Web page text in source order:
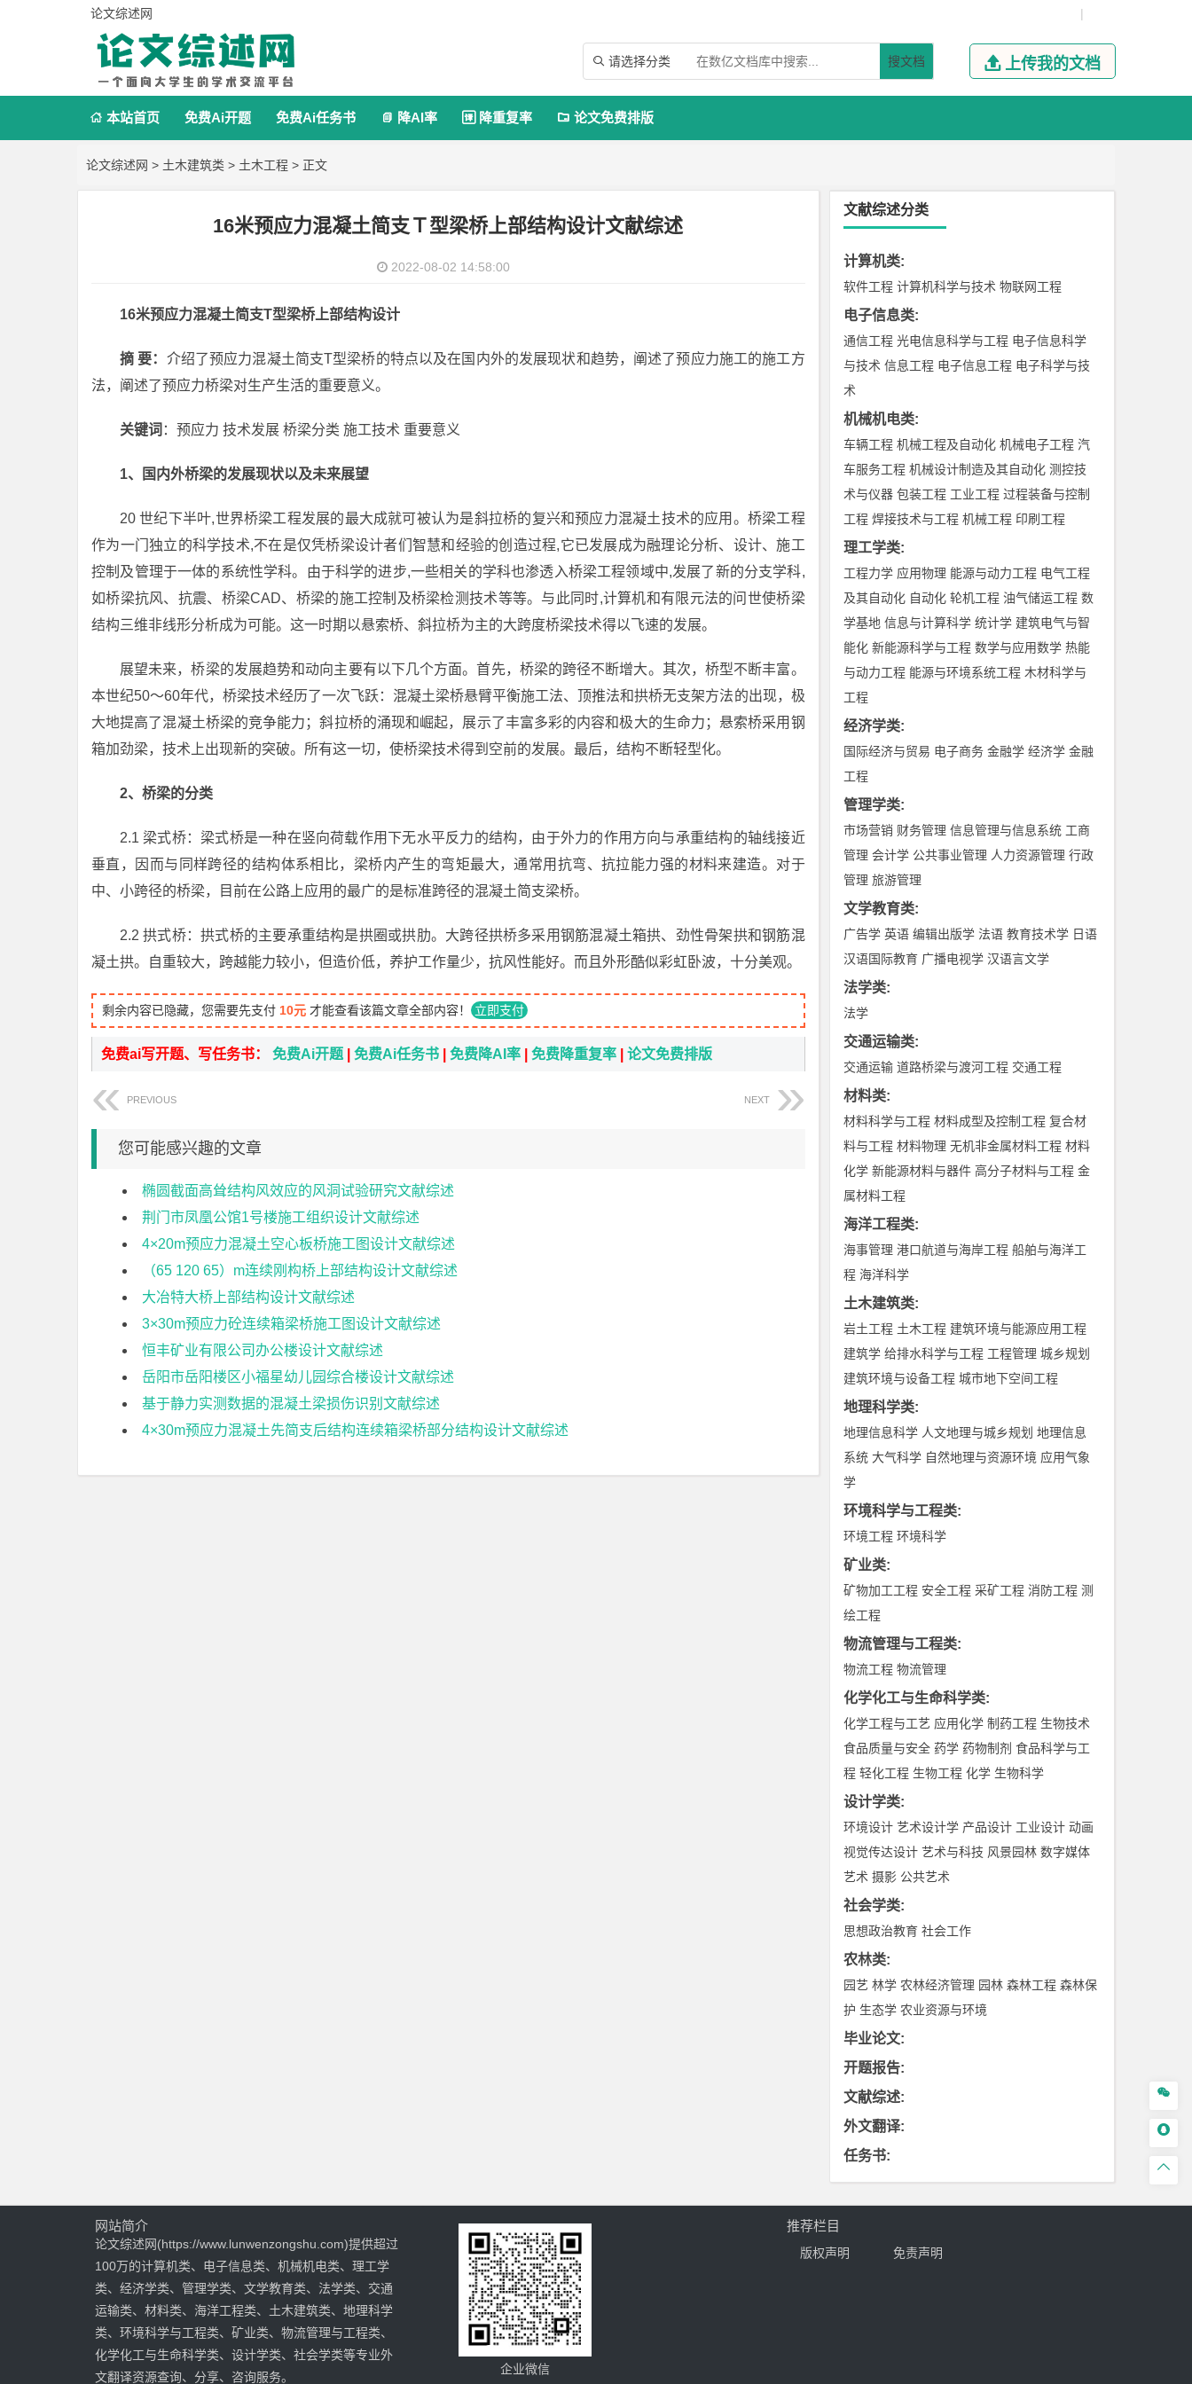
论文综述网 |
 请选择分类 搜文档  上传我的文档
 本站首页 免费Ai开题 免费Ai任务书  降AI率  降重复率  论文免费排版
论文综述网 > 土木建筑类 > 土木工程 > 正文
16米预应力混凝土简支Ｔ型梁桥上部结构设计文献综述
2022-08-02 14:58:00
16米预应力混凝土简支T型梁桥上部结构设计
摘 要： 介绍了预应力混凝土简支T型梁桥的特点以及在国内外的发展现状和趋势，阐述了预应力施工的施工方
法，阐述了预应力桥梁对生产生活的重要意义。
关键词 ：预应力 技术发展 桥梁分类 施工技术 重要意义
1、国内外桥梁的发展现状以及未来展望
20 世纪下半叶,世界桥梁工程发展的最大成就可被认为是斜拉桥的复兴和预应力混凝土技术的应用。桥梁工程
作为一门独立的科学技术,不在是仅凭桥梁设计者们智慧和经验的创造过程,它已发展成为融理论分析、设计、施工
控制及管理于一体的系统性学科。由于科学的进步,一些相关的学科也渗透入桥梁工程领域中,发展了新的分支学科,
如桥梁抗风、抗震、桥梁CAD、桥梁的施工控制及桥梁检测技术等等。与此同时,计算机和有限元法的问世使桥梁
结构三维非线形分析成为可能。这一时期以悬索桥、斜拉桥为主的大跨度桥梁技术得以飞速的发展。
展望未来，桥梁的发展趋势和动向主要有以下几个方面。首先，桥梁的跨径不断增大。其次，桥型不断丰富。
本世纪50～60年代，桥梁技术经历了一次飞跃：混凝土梁桥悬臂平衡施工法、顶推法和拱桥无支架方法的出现，极
大地提高了混凝土桥梁的竞争能力；斜拉桥的涌现和崛起，展示了丰富多彩的内容和极大的生命力；悬索桥采用钢
箱加劲梁，技术上出现新的突破。所有这一切，使桥梁技术得到空前的发展。最后，结构不断轻型化。
2、桥梁的分类
2.1 梁式桥：梁式桥是一种在竖向荷载作用下无水平反力的结构，由于外力的作用方向与承重结构的轴线接近
垂直，因而与同样跨径的结构体系相比，梁桥内产生的弯矩最大，通常用抗弯、抗拉能力强的材料来建造。对于
中、小跨径的桥梁，目前在公路上应用的最广的是标准跨径的混凝土简支梁桥。
2.2 拱式桥：拱式桥的主要承重结构是拱圈或拱肋。大跨径拱桥多采用钢筋混凝土箱拱、劲性骨架拱和钢筋混
凝土拱。自重较大，跨越能力较小，但造价低，养护工作量少，抗风性能好。而且外形酷似彩虹卧波，十分美观。
剩余内容已隐藏，您需要先支付 10元 才能查看该篇文章全部内容！ 立即支付
免费ai写开题、写任务书： 免费Ai开题 免费Ai任务书 免费降AI率 免费降重复率 论文免费排版
PREVIOUS NEXT
您可能感兴趣的文章
椭圆截面高耸结构风效应的风洞试验研究文献综述
荆门市凤凰公馆1号楼施工组织设计文献综述
4×20m预应力混凝土空心板桥施工图设计文献综述
（65 120 65）m连续刚构桥上部结构设计文献综述
大冶特大桥上部结构设计文献综述
3×30m预应力砼连续箱梁桥施工图设计文献综述
恒丰矿业有限公司办公楼设计文献综述
岳阳市岳阳楼区小福星幼儿园综合楼设计文献综述
基于静力实测数据的混凝土梁损伤识别文献综述
4×30m预应力混凝土先简支后结构连续箱梁桥部分结构设计文献综述
文献综述分类
计算机类:
软件工程 计算机科学与技术 物联网工程
电子信息类:
通信工程 光电信息科学与工程 电子信息科学
与技术 信息工程 电子信息工程 电子科学与技
术
机械机电类:
车辆工程 机械工程及自动化 机械电子工程 汽
车服务工程 机械设计制造及其自动化 测控技
术与仪器 包装工程 工业工程 过程装备与控制
工程 焊接技术与工程 机械工程 印刷工程
理工学类:
工程力学 应用物理 能源与动力工程 电气工程
及其自动化 自动化 轮机工程 油气储运工程 数
学基地 信息与计算科学 统计学 建筑电气与智
能化 新能源科学与工程 数学与应用数学 热能
与动力工程 能源与环境系统工程 木材科学与
工程
经济学类:
国际经济与贸易 电子商务 金融学 经济学 金融
工程
管理学类:
市场营销 财务管理 信息管理与信息系统 工商
管理 会计学 公共事业管理 人力资源管理 行政
管理 旅游管理
文学教育类:
广告学 英语 编辑出版学 法语 教育技术学 日语
汉语国际教育 广播电视学 汉语言文学
法学类:
法学
交通运输类:
交通运输 道路桥梁与渡河工程 交通工程
材料类:
材料科学与工程 材料成型及控制工程 复合材
料与工程 材料物理 无机非金属材料工程 材料
化学 新能源材料与器件 高分子材料与工程 金
属材料工程
海洋工程类:
海事管理 港口航道与海岸工程 船舶与海洋工
程 海洋科学
土木建筑类:
岩土工程 土木工程 建筑环境与能源应用工程
建筑学 给排水科学与工程 工程管理 城乡规划
建筑环境与设备工程 城市地下空间工程
地理科学类:
地理信息科学 人文地理与城乡规划 地理信息
系统 大气科学 自然地理与资源环境 应用气象
学
环境科学与工程类:
环境工程 环境科学
矿业类:
矿物加工工程 安全工程 采矿工程 消防工程 测
绘工程
物流管理与工程类:
物流工程 物流管理
化学化工与生命科学类:
化学工程与工艺 应用化学 制药工程 生物技术
食品质量与安全 药学 药物制剂 食品科学与工
程 轻化工程 生物工程 化学 生物科学
设计学类:
环境设计 艺术设计学 产品设计 工业设计 动画
视觉传达设计 艺术与科技 风景园林 数字媒体
艺术 摄影 公共艺术
社会学类:
思想政治教育 社会工作
农林类:
园艺 林学 农林经济管理 园林 森林工程 森林保
护 生态学 农业资源与环境
毕业论文:
开题报告:
文献综述:
外文翻译:
任务书:



网站简介
论文综述网(https://www.lunwenzongshu.com)提供超过
100万的计算机类、电子信息类、机械机电类、理工学
类、经济学类、管理学类、文学教育类、法学类、交通
运输类、材料类、海洋工程类、土木建筑类、地理科学
类、环境科学与工程类、矿业类、物流管理与工程类、
化学化工与生命科学类、设计学类、社会学类等专业外
文翻译资源查询、分享、咨询服务。
企业微信
推荐栏目
版权声明 免责声明